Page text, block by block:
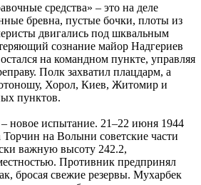
средства» – это на деле
бревна, пустые бочки, плоты из
двигались под шквальным
сознание майор Надгериев
на командном пункте, управляя
Полк захватил плацдарм, а
Хорол, Киев, Житомир и
пунктов.
– новое испытание. 21–22 июня 1944
Торчин на Волыни советские части
важную высоту 242.2,
Противник предпринял
бросая свежие резервы. Мухарбек